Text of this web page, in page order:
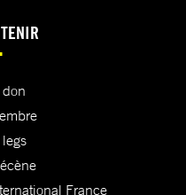
France